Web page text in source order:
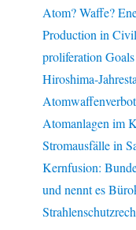
Atom? Waffe?
Production in
proliferation Goals
Hiroshima-
Atomanlagen im
Stromausfälle in
Kernfusion:
und nennt es